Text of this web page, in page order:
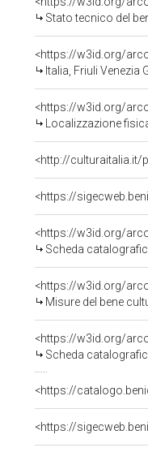
Stato tecnico del
<https://w3id.org/
Italia, Friuli Venezia
<https://w3id.org/
Localizzazione
<http://culturaitalia.it/
<https://
<https://w3id.org/
Scheda
<https://w3id.org/
Misure del bene
<https://w3id.org/
Scheda
<https://
<https://